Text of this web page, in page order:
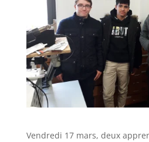
Vendredi 17 mars, deux